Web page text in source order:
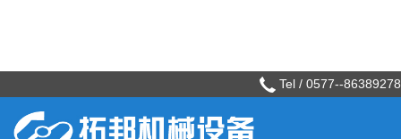
Tel / 0577--86389278
行业资讯 当前位置：